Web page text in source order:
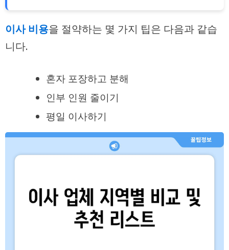
이사 비용을 절약하는 몇 가지 팁은 다음과 같습
니다.
혼자 포장하고 분해
인부 인원 줄이기
평일 이사하기